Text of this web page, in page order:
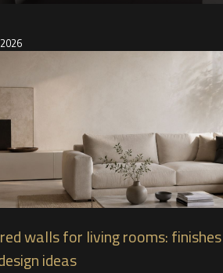
walls for living rooms: finishes
ideas